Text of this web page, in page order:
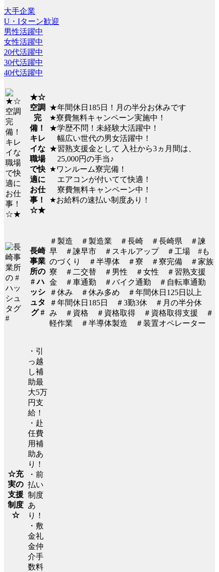
大手企業
U・Iターン歓迎
男性活躍中
女性活躍中
20代活躍中
30代活躍中
40代活躍中
★☆
空調
完
備！
キレ
イな
職場
で快
適に
お仕
事！
☆★
★年間休日185日！月の半分お休みです
★寮費無料キャンペーン実施中！
★学歴不問！未経験大活躍中！
幅広い世代の男女活躍中！
★習熟支援金として 入社から3ヵ月間は、
25,000円の手当♪
★ワンルーム寮完備！
エアコンが付いてて快適！
寮費無料キャンペーン中！
★お給料の速払い制度あり！
長崎
事業
所の
# ハ
ッシ
ュタ
グ #
＃製造 ＃製造業 ＃長崎 ＃長崎県 ＃諫
早 ＃諫早市 ＃スキルアップ ＃工場 #も
のづくり ＃半導体 ＃寮 ＃寮完備 ＃家族
寮 ＃二交替 ＃男性 ＃女性 ＃習熟支援
金 ＃車通勤 ＃バイク通勤 ＃自転車通勤
＃休み ＃休み多め ＃年間休日125日以上
＃年間休日185日 ＃3勤3休 ＃月の半分休
み ＃資格 ＃資格取得 ＃資格取得支援 ＃
軽作業 ＃半導体製造 ＃装置オペレーター
☆充
実の
支援
制度
☆
・引
っ越
し補
助最
大5万
円支
給！
・赴
任費
用補
助あ
り！
・前
払い
制度
あ
り！
・敷
金礼
金仲
介手
数料